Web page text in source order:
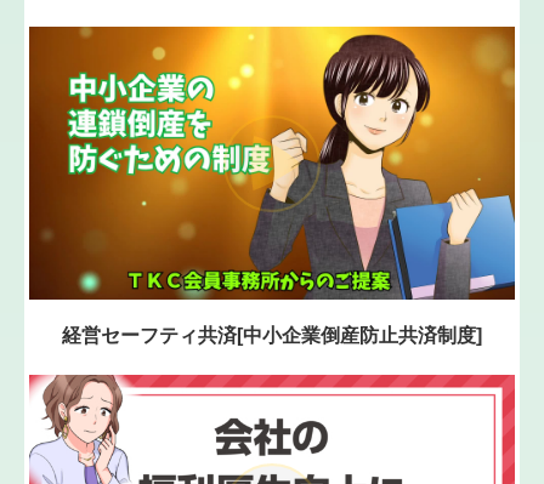
アクセス
関連リンク
経営者お役立ち情報
TKCシステムQ&A
TKCのFinTechサービス
関与先向け融資商品ご紹介
経営セーフティ共済[中小企業倒産防止共済制度]